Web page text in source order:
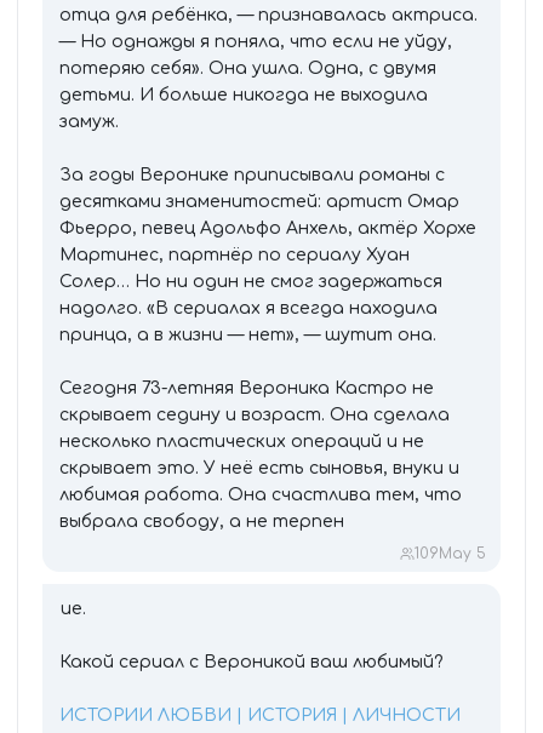
отца для ребёнка, — признавалась актриса.
— Но однажды я поняла, что если не уйду,
потеряю себя». Она ушла. Одна, с двумя
детьми. И больше никогда не выходила
замуж.
За годы Веронике приписывали романы с
десятками знаменитостей: артист Омар
Фьерро, певец Адольфо Анхель, актёр Хорхе
Мартинес, партнёр по сериалу Хуан
Солер… Но ни один не смог задержаться
надолго. «В сериалах я всегда находила
принца, а в жизни — нет», — шутит она.
Сегодня 73-летняя Вероника Кастро не
скрывает седину и возраст. Она сделала
несколько пластических операций и не
скрывает это. У неё есть сыновья, внуки и
любимая работа. Она счастлива тем, что
выбрала свободу, а не терпен
109 May 5
ие.
Какой сериал с Вероникой ваш любимый?
ИСТОРИИ ЛЮБВИ | ИСТОРИЯ | ЛИЧНОСТИ